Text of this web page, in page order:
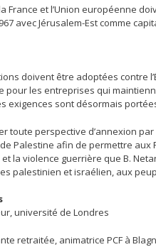
France et l’Union européenne
avec Jérusalem-Est comme
doivent être adoptées contre
pour les entreprises qui
exigences sont désormais
toute perspective d’annexion
Palestine afin de permettre
la violence guerrière que B.
palestinien et israélien, aux
université de Londres
retraitée, animatrice PCF à